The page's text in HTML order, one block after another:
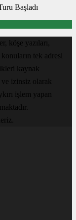
Başladı
köşe yazıları,
tek adresi
kaynak
ve izinsiz olarak
işlem yapan